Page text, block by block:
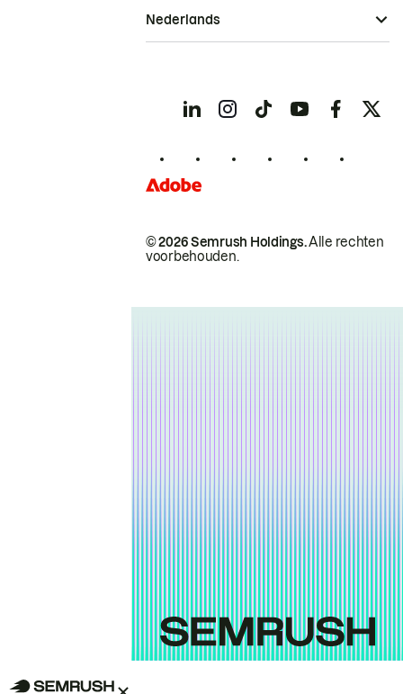
© 2026 Semrush Holdings.Alle rechten
voorbehouden.
Nederlands